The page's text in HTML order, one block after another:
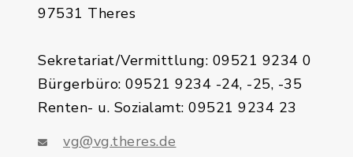
97531 Theres
Sekretariat/Vermittlung: 09521 9234 0
Bürgerbüro: 09521 9234 -24, -25, -35
Renten- u. Sozialamt: 09521 9234 23
vg@vg.theres.de